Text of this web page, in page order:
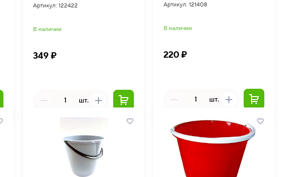
Артикул: 122422
В наличии
349 ₽
шт.
Артикул: 121408
В наличии
220 ₽
шт.